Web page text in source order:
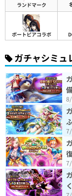
ランドマーク
ポートピアコラボ
ガチャシミュ